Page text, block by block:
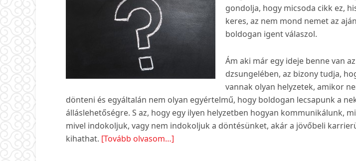
gondolja, hogy micsoda cikk ez,
keres, az nem mond nemet az
boldogan igent válaszol.
Ám aki már egy ideje benne van
dzsungelében, az bizony tudja,
vannak olyan helyzetek, amikor
dönteni és egyáltalán nem olyan egyértelmű, hogy boldogan lecsapunk a
álláslehetőségre. S az, hogy egy ilyen helyzetben hogyan kommunikálunk,
mivel indokoljuk, vagy nem indokoljuk a döntésünket, akár a jövőbeli
kihathat. [Tovább olvasom…]